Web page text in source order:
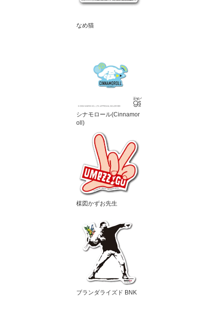
なめ猫
シナモロール(Cinnamor
oll)
楳図かずお先生
ブランダライズド BNK